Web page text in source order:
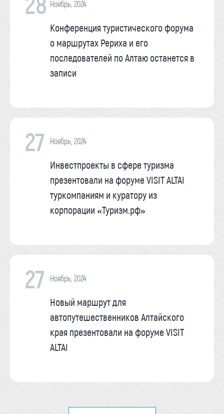
Ноябрь, 2024
Конференция туристического форума
о маршрутах Рериха и его
последователей по Алтаю останется в
записи
27 Ноябрь, 2024
Инвестпроекты в сфере туризма
презентовали на форуме VISIT ALTAI
туркомпаниям и куратору из
корпорации «Туризм.рф»
27 Ноябрь, 2024
Новый маршрут для
автопутешественников Алтайского
края презентовали на форуме VISIT
ALTAI